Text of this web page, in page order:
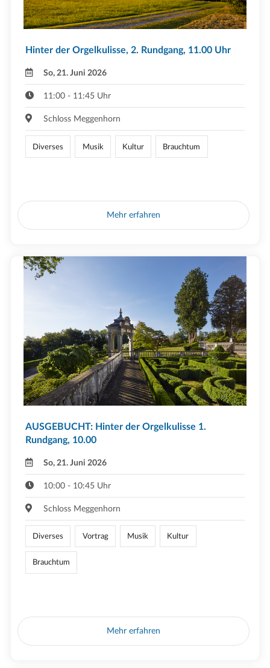
Hinter der Orgelkulisse, 2. Rundgang, 11.00 Uhr
So, 21. Juni 2026
11:00 - 11:45 Uhr
Schloss Meggenhorn
Diverses Musik Kultur Brauchtum
Mehr erfahren
AUSGEBUCHT: Hinter der Orgelkulisse 1.
Rundgang, 10.00
So, 21. Juni 2026
10:00 - 10:45 Uhr
Schloss Meggenhorn
Diverses Vortrag Musik Kultur
Brauchtum
Mehr erfahren